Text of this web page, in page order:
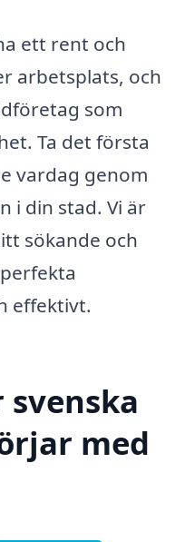
ett rent och
arbetsplats, och
som
Ta det första
vardag genom
i din stad. Vi är
sökande och
effektivt.
med